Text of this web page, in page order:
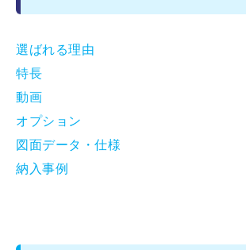
選ばれる理由
特長
動画
オプション
図面データ・仕様
納入事例